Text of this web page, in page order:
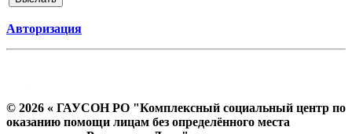
Авторизация
© 2026 « ГАУСОН РО "Комплексный социальный центр по
оказанию помощи лицам без определённого места